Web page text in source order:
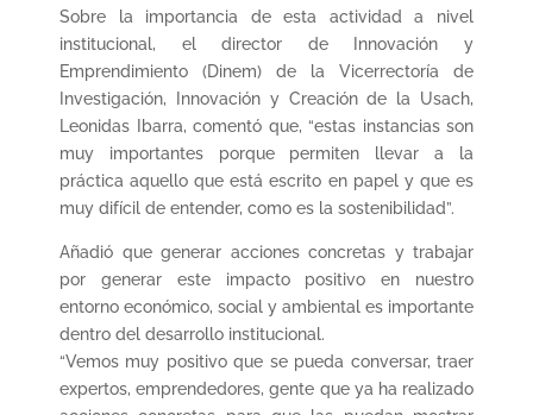
Sobre la importancia de esta actividad a nivel
institucional, el director de Innovación y
Emprendimiento (Dinem) de la Vicerrectoría de
Investigación, Innovación y Creación de la Usach,
Leonidas Ibarra, comentó que, “estas instancias son
muy importantes porque permiten llevar a la
práctica aquello que está escrito en papel y que es
muy difícil de entender, como es la sostenibilidad”.
Añadió que generar acciones concretas y trabajar
por generar este impacto positivo en nuestro
entorno económico, social y ambiental es importante
dentro del desarrollo institucional.
“Vemos muy positivo que se pueda conversar, traer
expertos, emprendedores, gente que ya ha realizado